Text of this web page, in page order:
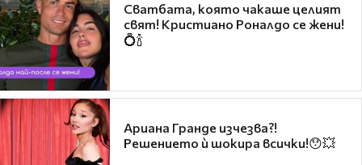
Сватбата, която чакаше целият
свят! Кристиано Роналдо се жени!
💍🍾
Ариана Гранде изчезва?!
Решението ѝ шокира всички!😯💥